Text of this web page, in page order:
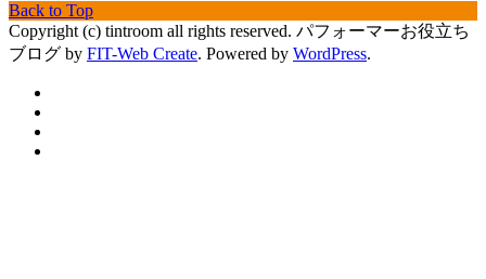
Back to Top
Copyright (c) tintroom all rights reserved. パフォーマーお役立ち
ブログ by FIT-Web Create. Powered by WordPress.